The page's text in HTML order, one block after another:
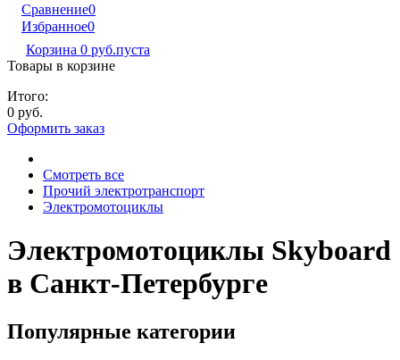
Сравнение0
Избранное0
Корзина 0 руб.пуста
Товары в корзине
Итого:
0 руб.
Оформить заказ
Смотреть все
Прочий электротранспорт
Электромотоциклы
Электромотоциклы Skyboard
в Санкт-Петербурге
Популярные категории